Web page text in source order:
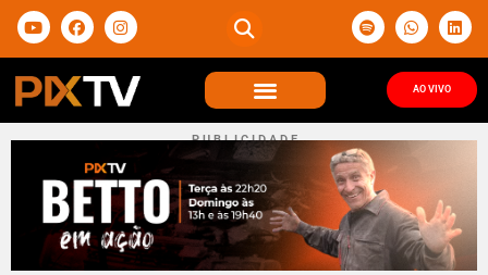
AO VIVO
P U B L I C I D A D E